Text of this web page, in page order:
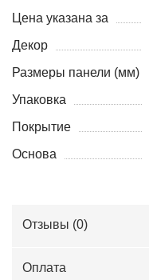
Цена указана за
Декор
Размеры панели (мм)
Упаковка
Покрытие
Основа
Отзывы (0)
Оплата